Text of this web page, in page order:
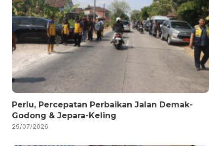
Perlu, Percepatan Perbaikan Jalan Demak-
Godong & Jepara-Keling
29/07/2026